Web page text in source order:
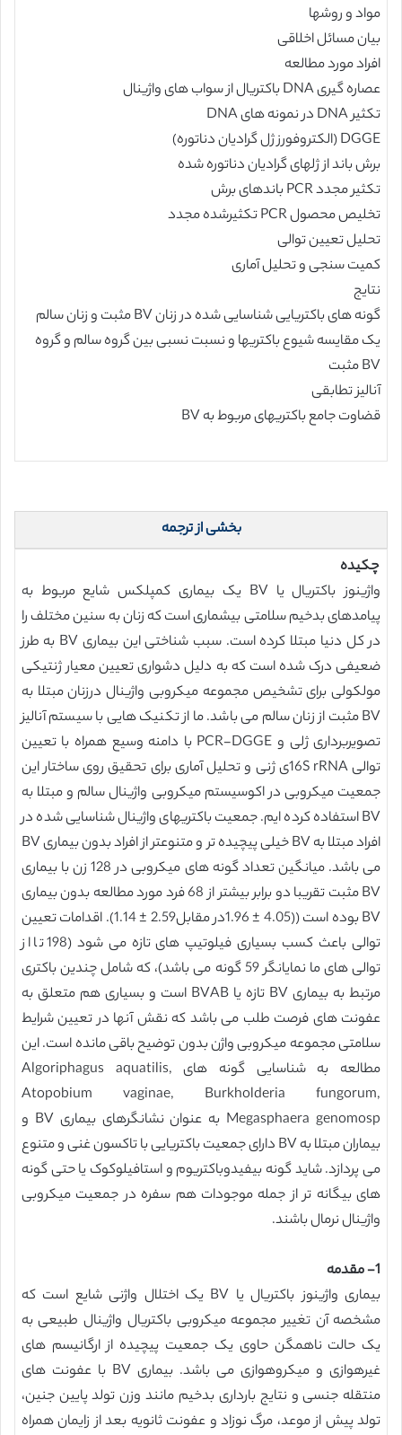
مواد و روشها
بیان مسائل اخلاقی
افراد مورد مطالعه
عصاره گیری DNA باکتریال از سواب های واژینال
تکثیر DNA در نمونه های DNA
DGGE (الکتروفورز ژل گرادیان دناتوره)
برش باند از ژلهای گرادیان دناتوره شده
تکثیر مجدد PCR باندهای برش
تخلیص محصول PCR تکثیرشده مجدد
تحلیل تعیین توالی
کمیت سنجی و تحلیل آماری
نتایج
گونه های باکتریایی شناسایی شده در زنان BV مثبت و زنان سالم
یک مقایسه شیوع باکتریها و نسبت نسبی بین گروه سالم و گروه
BV مثبت
آنالیز تطابقی
قضاوت جامع باکتریهای مربوط به BV
بخشی از ترجمه
چکیده
واژینوز باکتریال یا BV یک بیماری کمپلکس شایع مربوط به
پیامدهای بدخیم سلامتی بیشماری است که زنان به سنین مختلف را
در کل دنیا مبتلا کرده است. سبب شناختی این بیماری BV به طرز
ضعیفی درک شده است که به دلیل دشواری تعیین معیار ژنتیکی
مولکولی برای تشخیص مجموعه میکروبی واژینال درزنان مبتلا به
BV مثبت از زنان سالم می باشد. ما از تکنیک هایی با سیستم آنالیز
تصویربرداری ژلی و PCR-DGGE با دامنه وسیع همراه با تعیین
توالی 16S rRNAی ژنی و تحلیل آماری برای تحقیق روی ساختار این
جمعیت میکروبی در اکوسیستم میکروبی واژینال سالم و مبتلا به
BV استفاده کرده ایم. جمعیت باکتریهای واژینال شناسایی شده در
افراد مبتلا به BV خیلی پیچیده تر و متنوعتر از افراد بدون بیماری BV
می باشد. میانگین تعداد گونه های میکروبی در 128 زن با بیماری
BV مثبت تقریبا دو برابر بیشتر از 68 فرد مورد مطالعه بدون بیماری
BV بوده است ((4.05 ± 1.96در مقابل2.59 ± 1.14). اقدامات تعیین
توالی باعث کسب بسیاری فیلوتیپ های تازه می شود (198 تا از
توالی های ما نمایانگر 59 گونه می باشد)، که شامل چندین باکتری
مرتبط به بیماری BV تازه یا BVAB است و بسیاری هم متعلق به
عفونت های فرصت طلب می باشد که نقش آنها در تعیین شرایط
سلامتی مجموعه میکروبی واژن بدون توضیح باقی مانده است. این
مطالعه به شناسایی گونه های Algoriphagus aquatilis,
Atopobium vaginae, Burkholderia fungorum,
Megasphaera genomosp به عنوان نشانگرهای بیماری BV و
بیماران مبتلا به BV دارای جمعیت باکتریایی با تاکسون غنی و متنوع
می پردازد. شاید گونه بیفیدوباکتریوم و استافیلوکوک یا حتی گونه
های بیگانه تر از جمله موجودات هم سفره در جمعیت میکروبی
واژینال نرمال باشند.
1- مقدمه
بیماری واژینوز باکتریال یا BV یک اختلال واژنی شایع است که
مشخصه آن تغییر مجموعه میکروبی باکتریال واژینال طبیعی به
یک حالت ناهمگن حاوی یک جمعیت پیچیده از ارگانیسم های
غیرهوازی و میکروهوازی می باشد. بیماری BV با عفونت های
منتقله جنسی و نتایج بارداری بدخیم مانند وزن تولد پایین جنین،
تولد پیش از موعد، مرگ نوزاد و عفونت ثانویه بعد از زایمان همراه